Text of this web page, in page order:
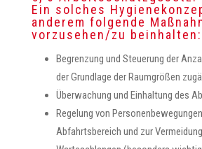
Ein solches
anderem folgende
vorzusehen/zu beinhalten:
Begrenzung und Steuerung der
der Grundlage der Raumgrößen
Überwachung und Einhaltung des
Regelung von
Abfahrtsbereich und zur